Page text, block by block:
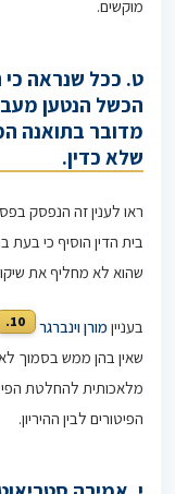
מוקשים.
ט. ככל שנראה
הכשל הנטען
מדובר בתואנה
שלא כדין.
ראו לענין זה הנפסק
בית הדין הוסיף כי בעת
שהוא לא מחליף את
בעניין מורן וינברגר 10.
שאין בהן ממש בסמוך
מלאכותית להחלטת
הפיטורים לבין ההיריון.